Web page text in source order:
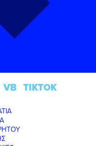
VB TIKTOK